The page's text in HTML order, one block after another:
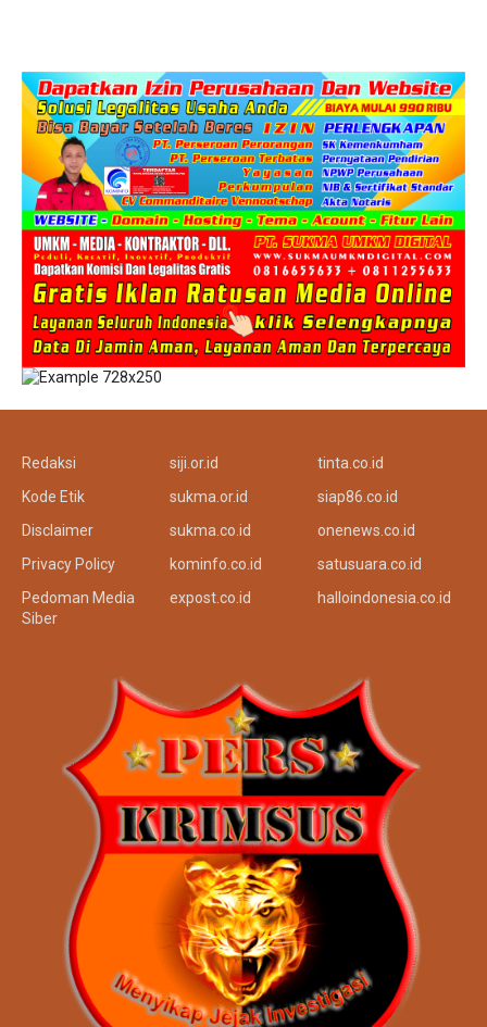
Redaksi
Kode Etik
Disclaimer
Privacy Policy
Pedoman Media
Siber
siji.or.id
sukma.or.id
sukma.co.id
kominfo.co.id
expost.co.id
tinta.co.id
siap86.co.id
onenews.co.id
satusuara.co.id
halloindonesia.co.id